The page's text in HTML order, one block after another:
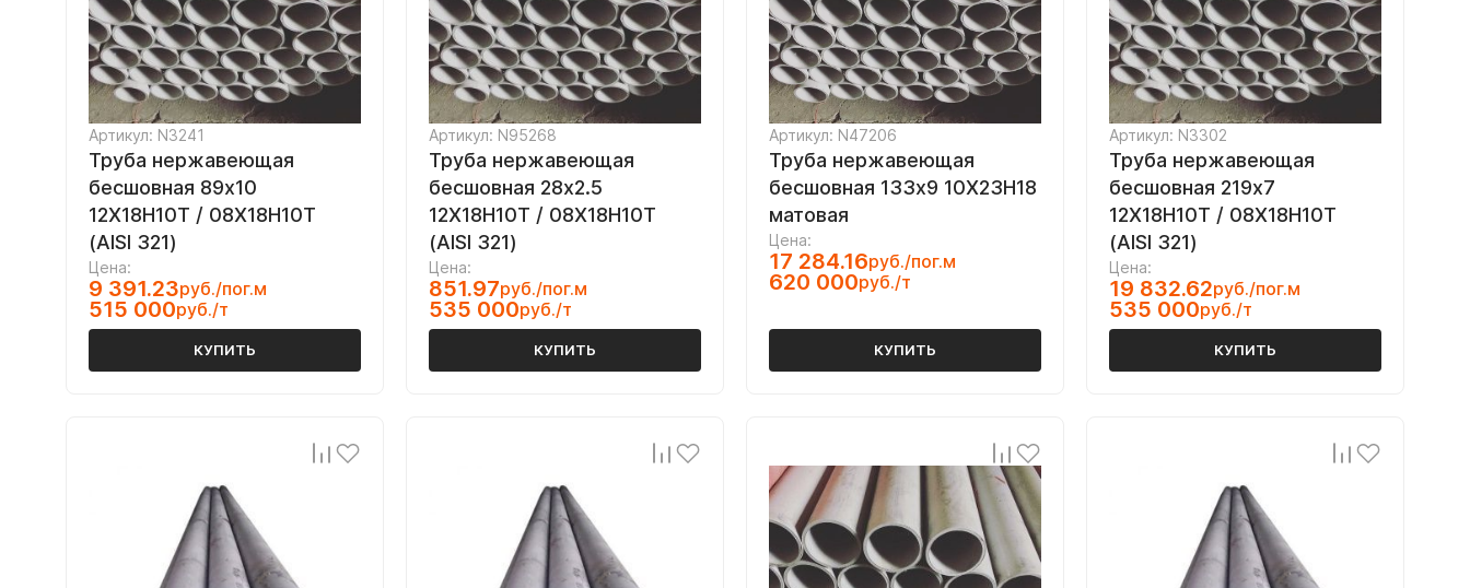
Артикул: N3241
Труба нержавеющая
бесшовная 89х10
12Х18Н10Т / 08Х18Н10Т
(AISI 321)
Цена:
9 391.23руб./пог.м
515 000руб./т
КУПИТЬ
Артикул: N95268
Труба нержавеющая
бесшовная 28х2.5
12Х18Н10Т / 08Х18Н10Т
(AISI 321)
Цена:
851.97руб./пог.м
535 000руб./т
КУПИТЬ
Артикул: N47206
Труба нержавеющая
бесшовная 133х9 10Х23Н18
матовая
Цена:
17 284.16руб./пог.м
620 000руб./т
КУПИТЬ
Артикул: N3302
Труба нержавеющая
бесшовная 219х7
12Х18Н10Т / 08Х18Н10Т
(AISI 321)
Цена:
19 832.62руб./пог.м
535 000руб./т
КУПИТЬ